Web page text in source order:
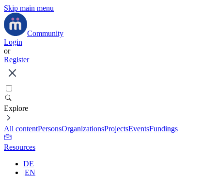
Skip main menu
Community
Login
or
Register
Explore
All contentPersonsOrganizationsProjectsEventsFundings
Resources
DE
|EN